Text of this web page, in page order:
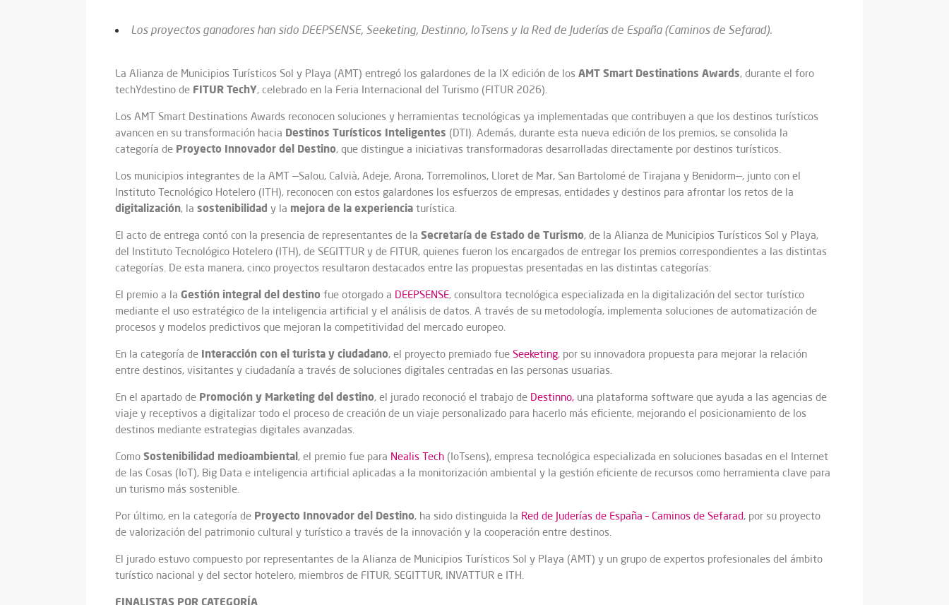
Los proyectos ganadores han sido DEEPSENSE, Seeketing, Destinno, IoTsens y la Red de Juderías de España (Caminos de Sefarad).
La Alianza de Municipios Turísticos Sol y Playa (AMT) entregó los galardones de la IX edición de los AMT Smart Destinations Awards, durante el foro
techYdestino de FITUR TechY, celebrado en la Feria Internacional del Turismo (FITUR 2026).
Los AMT Smart Destinations Awards reconocen soluciones y herramientas tecnológicas ya implementadas que contribuyen a que los destinos turísticos
avancen en su transformación hacia Destinos Turísticos Inteligentes (DTI). Además, durante esta nueva edición de los premios, se consolida la
categoría de Proyecto Innovador del Destino, que distingue a iniciativas transformadoras desarrolladas directamente por destinos turísticos.
Los municipios integrantes de la AMT —Salou, Calvià, Adeje, Arona, Torremolinos, Lloret de Mar, San Bartolomé de Tirajana y Benidorm—, junto con el
Instituto Tecnológico Hotelero (ITH), reconocen con estos galardones los esfuerzos de empresas, entidades y destinos para afrontar los retos de la
digitalización, la sostenibilidad y la mejora de la experiencia turística.
El acto de entrega contó con la presencia de representantes de la Secretaría de Estado de Turismo, de la Alianza de Municipios Turísticos Sol y Playa,
del Instituto Tecnológico Hotelero (ITH), de SEGITTUR y de FITUR, quienes fueron los encargados de entregar los premios correspondientes a las distintas
categorías. De esta manera, cinco proyectos resultaron destacados entre las propuestas presentadas en las distintas categorías:
El premio a la Gestión integral del destino fue otorgado a DEEPSENSE, consultora tecnológica especializada en la digitalización del sector turístico
mediante el uso estratégico de la inteligencia artificial y el análisis de datos. A través de su metodología, implementa soluciones de automatización de
procesos y modelos predictivos que mejoran la competitividad del mercado europeo.
En la categoría de Interacción con el turista y ciudadano, el proyecto premiado fue Seeketing, por su innovadora propuesta para mejorar la relación
entre destinos, visitantes y ciudadanía a través de soluciones digitales centradas en las personas usuarias.
En el apartado de Promoción y Marketing del destino, el jurado reconoció el trabajo de Destinno, una plataforma software que ayuda a las agencias de
viaje y receptivos a digitalizar todo el proceso de creación de un viaje personalizado para hacerlo más eficiente, mejorando el posicionamiento de los
destinos mediante estrategias digitales avanzadas.
Como Sostenibilidad medioambiental, el premio fue para Nealis Tech (IoTsens), empresa tecnológica especializada en soluciones basadas en el Internet
de las Cosas (IoT), Big Data e inteligencia artificial aplicadas a la monitorización ambiental y la gestión eficiente de recursos como herramienta clave para
un turismo más sostenible.
Por último, en la categoría de Proyecto Innovador del Destino, ha sido distinguida la Red de Juderías de España – Caminos de Sefarad, por su proyecto
de valorización del patrimonio cultural y turístico a través de la innovación y la cooperación entre destinos.
El jurado estuvo compuesto por representantes de la Alianza de Municipios Turísticos Sol y Playa (AMT) y un grupo de expertos profesionales del ámbito
turístico nacional y del sector hotelero, miembros de FITUR, SEGITTUR, INVATTUR e ITH.
FINALISTAS POR CATEGORÍA